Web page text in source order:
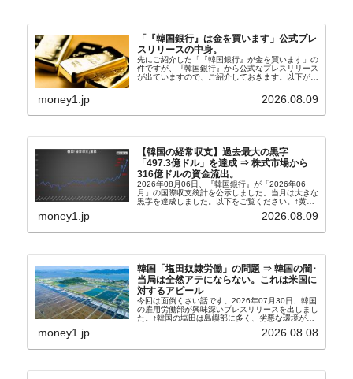
「『韓国銀行』は金を買います」公式プレ
スリリースの中身。
先にご紹介した「『韓国銀行』が金を買います」の
件ですが、『韓国銀行』から公式なプレスリリース
が出ていますので、ご紹介しておきます。以下が全
れ協力体制を構築□『韓国銀行』は、国内生産金の
money1.jp 2026.08.09
【韓国の経常収支】過去最大の黒字
「497.3億ドル」を達成 ⇒ 株式市場から
316億ドルの資金流出。
2026年08月06日、『韓国銀行』が「2026年06
月」の国際収支統計を公示しました。当月は大きな
黒字を達成しました。以下をご覧ください。↑黄色
の経常収支です。2026年06月貿易収支：4...
money1.jp 2026.08.09
韓国「塩田奴隷労働」の問題 ⇒ 韓国の闇･
当局は全然アテにならない。これは米国に
対するアピール
今回は面倒くさい話です。2026年07月30日、韓国
の雇用労働部が興味深いプレスリリースを出しまし
た。↑韓国の塩田は島嶼部に多く、劣悪な環境が一
たといわれます（後述）。これは、いわゆる「塩田
money1.jp 2026.08.08